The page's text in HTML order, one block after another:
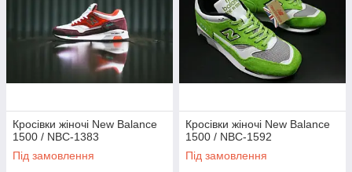
Кросівки жіночі New Balance
1500 / NBC-1383
Під замовлення
Кросівки жіночі New Balance
1500 / NBC-1592
Під замовлення